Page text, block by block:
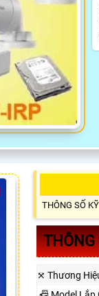
THÔNG SỐ
THÔNG
⤧ Thương